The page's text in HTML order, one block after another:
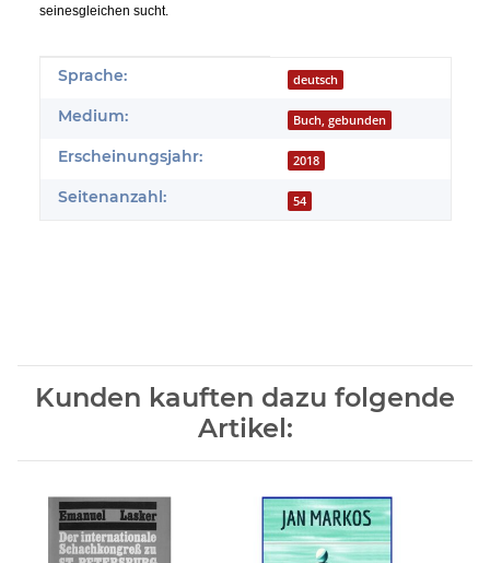
seinesgleichen sucht.
Produkteigenschaft
Wert
Sprache: deutsch
Medium: Buch, gebunden
Erscheinungsjahr: 2018
Seitenanzahl: 54
Kunden kauften dazu folgende
Artikel: